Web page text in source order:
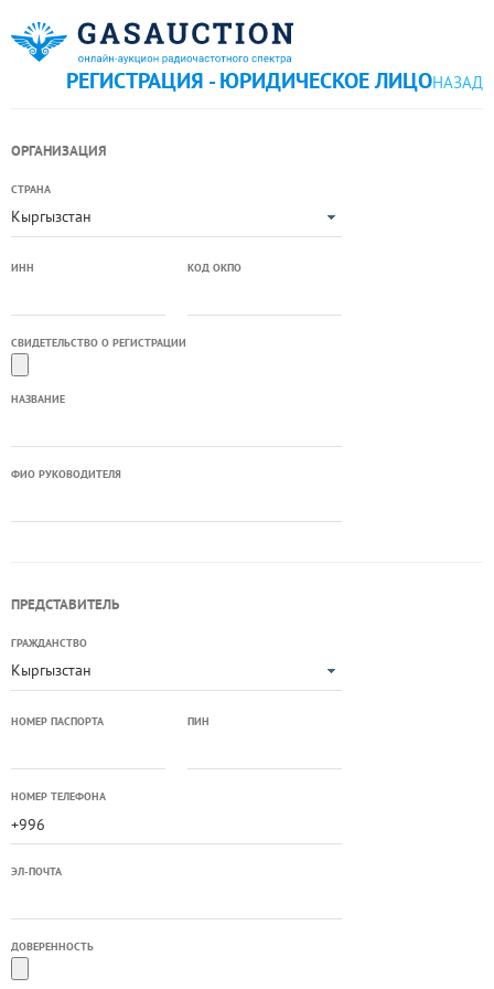
РЕГИСТРАЦИЯ - ЮРИДИЧЕСКОЕ ЛИЦОНАЗАД
ОРГАНИЗАЦИЯ
СТРАНА
Кыргызстан
ИНН КОД ОКПО
СВИДЕТЕЛЬСТВО О РЕГИСТРАЦИИ
НАЗВАНИЕ
ФИО РУКОВОДИТЕЛЯ
ПРЕДСТАВИТЕЛЬ
ГРАЖДАНСТВО
Кыргызстан
НОМЕР ПАСПОРТА ПИН
НОМЕР ТЕЛЕФОНА
ЭЛ-ПОЧТА
ДОВЕРЕННОСТЬ